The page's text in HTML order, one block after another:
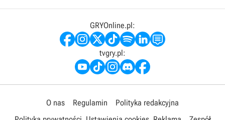
GRYOnline.pl:
tvgry.pl:
O nas Regulamin
Polityka redakcyjna